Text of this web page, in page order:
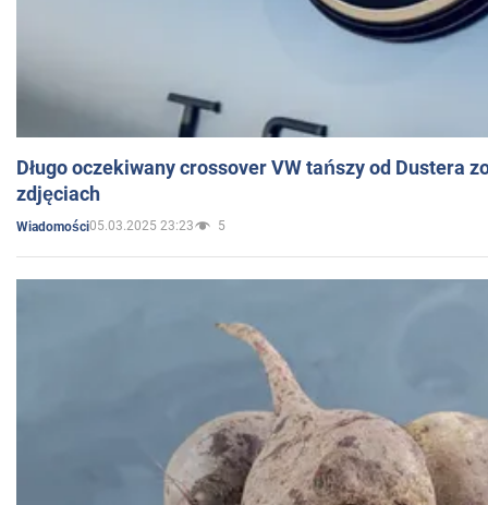
Długo oczekiwany crossover VW tańszy od Dustera
zdjęciach
Wiadomości05.03.2025 23:23 5